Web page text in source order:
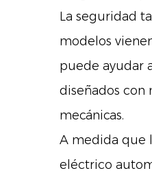
La seguridad
modelos
puede ayudar
diseñados con
mecánicas.
A medida que
eléctrico